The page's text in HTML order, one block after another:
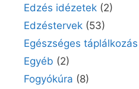
Edzés idézetek (2)
Edzéstervek (53)
Egészséges táplálkozás
Egyéb (2)
Fogyókúra (8)